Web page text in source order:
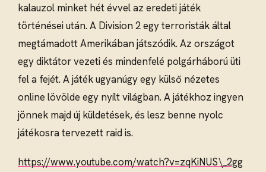
kalauzol minket hét évvel az eredeti játék
történései után. A Division 2 egy terroristák által
megtámadott Amerikában játszódik. Az országot
egy diktátor vezeti és mindenfelé polgárháború üti
fel a fejét. A játék ugyanúgy egy külső nézetes
online lövölde egy nyílt világban. A játékhoz ingyen
jönnek majd új küldetések, és lesz benne nyolc
játékosra tervezett raid is.
https://www.youtube.com/watch?v=zqKiNUS\_2gg